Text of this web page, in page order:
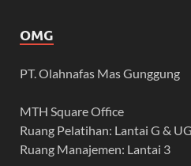
OMG
PT. Olahnafas Mas Gunggung
MTH Square Office
Ruang Pelatihan: Lantai G &
Ruang Manajemen: Lantai 3